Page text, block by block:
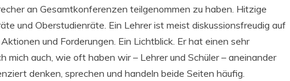
an Gesamtkonferenzen teilgenommen zu haben. Hitzige
und Oberstudienräte. Ein Lehrer ist meist diskussionsfreudig auf
und Forderungen. Ein Lichtblick. Er hat einen sehr
mich auch, wie oft haben wir – Lehrer und Schüler – aneinander
denken, sprechen und handeln beide Seiten häufig.